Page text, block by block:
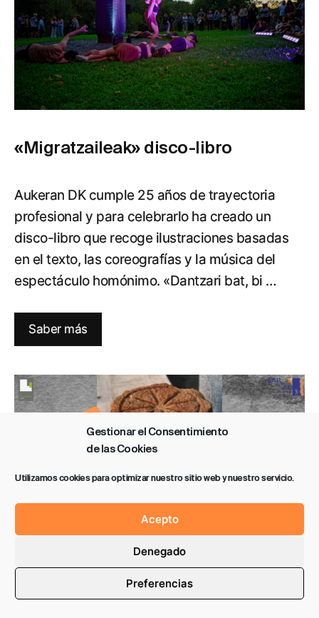
Gestionar el Consentimiento
de las Cookies
Utilizamos cookies para optimizar nuestro sitio web y nuestro servicio.
Acepto
Denegado
Preferencias
«Migratzaileak» disco-libro
Aukeran DK cumple 25 años de trayectoria
profesional y para celebrarlo ha creado un
disco-libro que recoge ilustraciones basadas
en el texto, las coreografías y la música del
espectáculo homónimo. «Dantzari bat, bi …
Saber más